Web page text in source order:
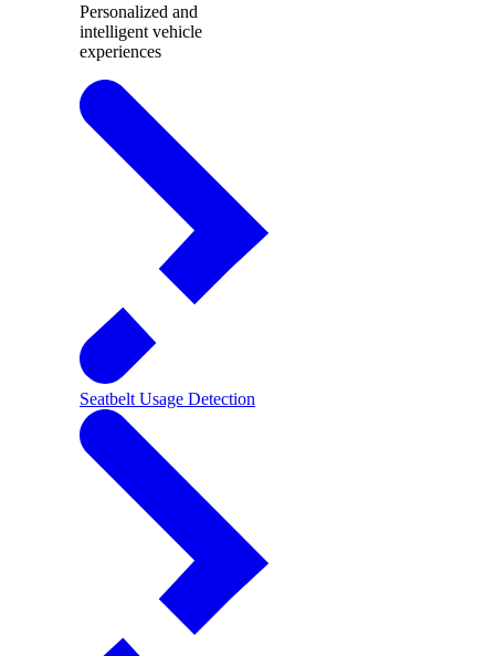
Personalized and
intelligent vehicle
experiences
Seatbelt Usage Detection